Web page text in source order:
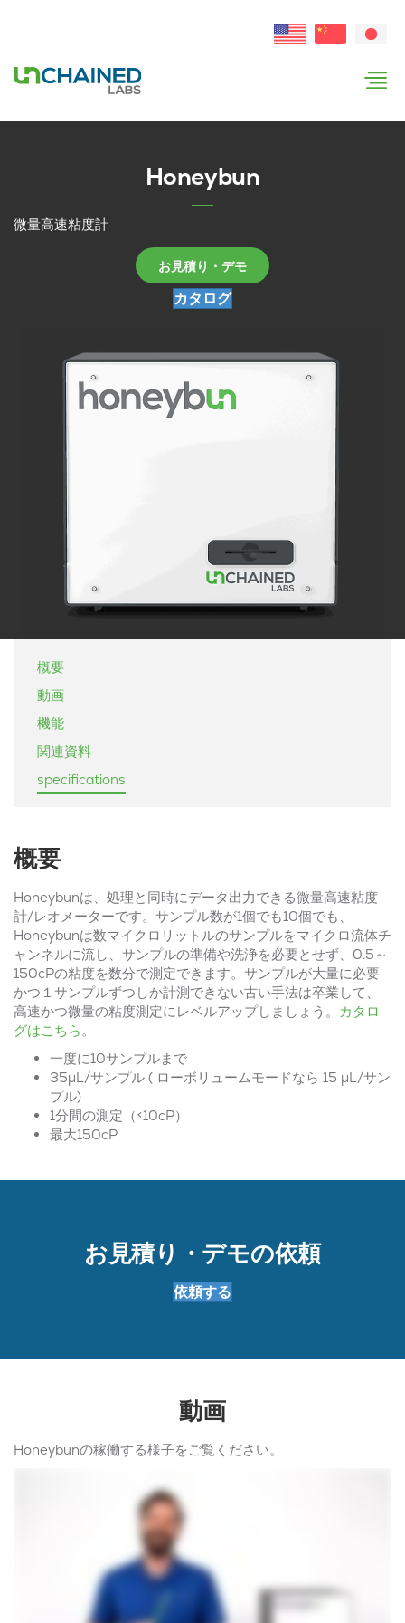
Honeybun
微量高速粘度計
お見積り・デモ
カタログ
概要
動画
機能
関連資料
specifications
概要
Honeybunは、処理と同時にデータ出力できる微量高速粘度
計/レオメーターです。サンプル数が1個でも10個でも、
Honeybunは数マイクロリットルのサンプルをマイクロ流体チ
ャンネルに流し、サンプルの準備や洗浄を必要とせず、0.5～
150cPの粘度を数分で測定できます。サンプルが大量に必要
かつ１サンプルずつしか計測できない古い手法は卒業して、
高速かつ微量の粘度測定にレベルアップしましょう。
カタロ
グはこちら 。
一度に10サンプルまで
35μL/サンプル ( ローボリュームモードなら 15 μL/サン
プル)
1分間の測定（≤10cP）
最大150cP
お見積り・デモの依頼
依頼する
動画
Honeybunの稼働する様子をご覧ください。